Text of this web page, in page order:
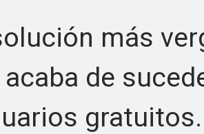
más
de
gratuitos.